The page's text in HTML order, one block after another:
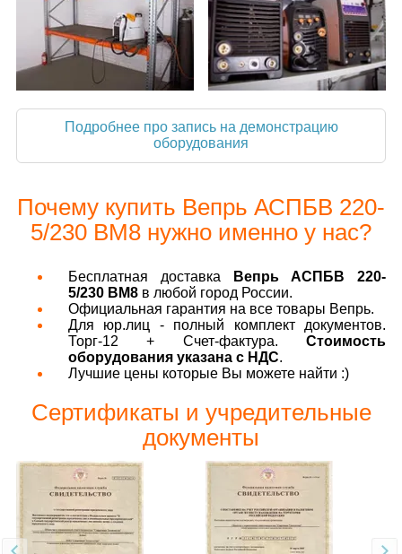
Подробнее про запись на демонстрацию
оборудования
Почему купить Вепрь АСПБВ 220-
5/230 ВМ8 нужно именно у нас?
Бесплатная доставка
Вепрь АСПБВ 220-
5/230 ВМ8 в любой город России.
Официальная гарантия на все товары Вепрь.
Для юр.лиц - полный комплект документов.
Торг-12 + Счет-фактура. Стоимость
оборудования указана с НДС.
Лучшие цены которые Вы можете найти :)
Сертификаты и учредительные
документы